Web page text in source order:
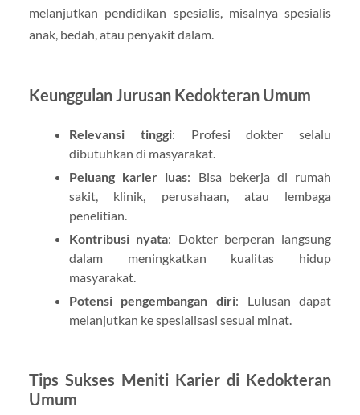
melanjutkan pendidikan spesialis, misalnya spesialis
anak, bedah, atau penyakit dalam.
Keunggulan Jurusan Kedokteran Umum
Relevansi tinggi: Profesi dokter selalu
dibutuhkan di masyarakat.
Peluang karier luas: Bisa bekerja di rumah
sakit, klinik, perusahaan, atau lembaga
penelitian.
Kontribusi nyata: Dokter berperan langsung
dalam meningkatkan kualitas hidup
masyarakat.
Potensi pengembangan diri: Lulusan dapat
melanjutkan ke spesialisasi sesuai minat.
Tips Sukses Meniti Karier di Kedokteran
Umum